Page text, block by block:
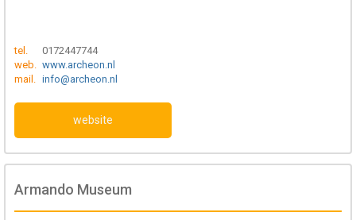
tel.
0172447744
web.
www.archeon.nl
mail.
info@archeon.nl
website
Armando Museum